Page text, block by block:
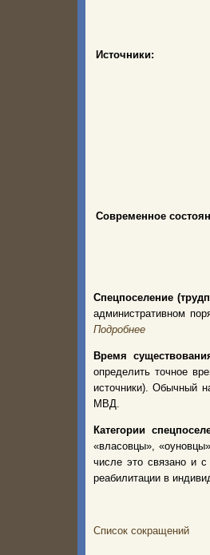
Источники:
Современное
Спецпоселение
административном
Подробнее
Время
определить точное
источники). Обычный
МВД.
Категории
«власовцы»,
числе это связано и
реабилитации в
Список сокращений